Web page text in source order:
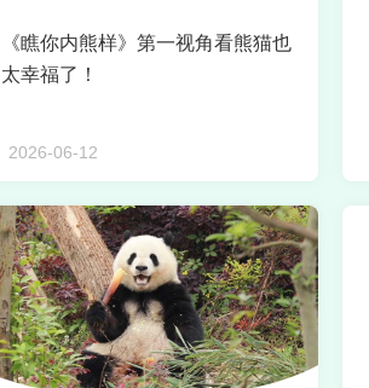
《瞧你内熊样》第一视角看熊猫也
太幸福了！
2026-06-12